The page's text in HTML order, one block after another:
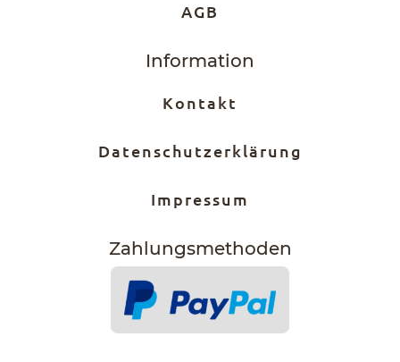
AGB
Information
Kontakt
Datenschutzerklärung
Impressum
Zahlungs­methoden